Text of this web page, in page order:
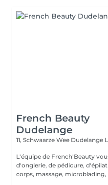
French Beauty
Dudelange
11, Schwaarze Wee Dudelange
L'équipe de French'Beauty
d'onglerie, de pédicure,
corps, massage, microblading,